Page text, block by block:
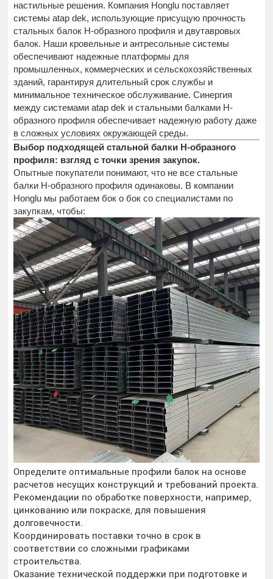
настильные решения. Компания Honglu поставляет
системы atap dek, использующие присущую прочность
стальных балок H-образного профиля и двутавровых
балок. Наши кровельные и антресольные системы
обеспечивают надежные платформы для
промышленных, коммерческих и сельскохозяйственных
зданий, гарантируя длительный срок службы и
минимальное техническое обслуживание. Синергия
между системами atap dek и стальными балками H-
образного профиля обеспечивает надежную работу даже
в сложных условиях окружающей среды.
Выбор подходящей стальной балки H-образного
профиля: взгляд с точки зрения закупок.
Опытные покупатели понимают, что не все стальные
балки H-образного профиля одинаковы. В компании
Honglu мы работаем бок о бок со специалистами по
закупкам, чтобы:
Определите оптимальные профили балок на основе
расчетов несущих конструкций и требований проекта.
Рекомендации по обработке поверхности, например,
цинкованию или покраске, для повышения
долговечности.
Координировать поставки точно в срок в
соответствии со сложными графиками
строительства.
Оказание технической поддержки при подготовке и